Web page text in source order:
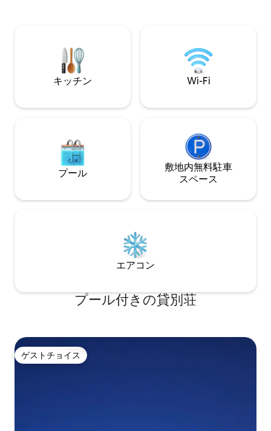
で火を燃やすことができます。 （追加料
金：バーベキュー3万ウォン/火傷2万ウォ
ン、インダクション、有料ウォッシュタ
用ウォッシュタワー（有料） 洗濯+乾
しい群山旅行の案
ています。💛 好きな食べ物、 軍山で食べ
たいもの、 ご両親と一緒に行きたい場
所、 赤ちゃんと行くべき場所、 散歩道、
い場所 その他のお問い合わせも大歓迎で
は、群山市指定の
保険に加入してい
設を使用すると、
補償が難しいので
い！😊）
キッチン Wi-Fi
プール
敷地内無料駐⁠車
ス⁠ペ⁠ー⁠ス
エアコン
プール付きの貸別荘
ゲストチョイス
ゲストチョイス